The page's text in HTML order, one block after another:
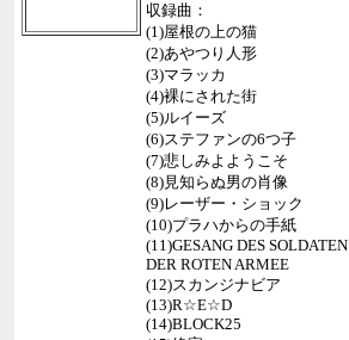
収録曲：
(1)屋根の上の猫
(2)あやつり人形
(3)マラッカ
(4)裸にされた街
(5)ルイーズ
(6)ステファンの6つ子
(7)悲しみよようこそ
(8)見知らぬ男の肖像
(9)レーザー・ショック
(10)プラハからの手紙
(11)GESANG DES SOLDATEN
DER ROTEN ARMEE
(12)スカンジナビア
(13)R☆E☆D
(14)BLOCK25